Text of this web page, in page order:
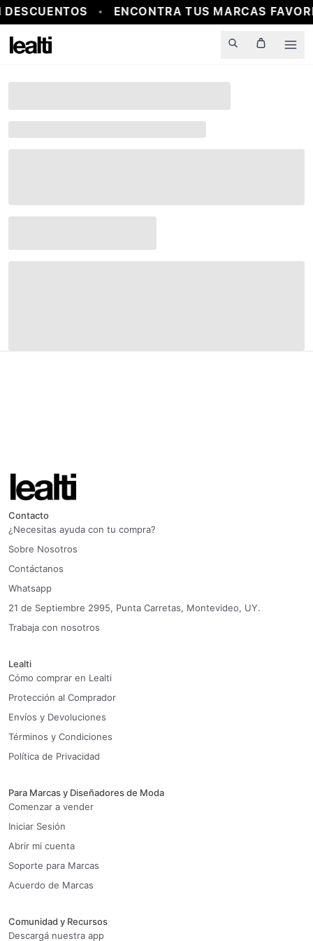
ENCONTRA TUS MARCAS
Contacto
¿Necesitas ayuda con tu compra?
Sobre Nosotros
Contáctanos
Whatsapp
21 de Septiembre 2995, Punta Carretas, Montevideo, UY.
Trabaja con nosotros
Lealti
Cómo comprar en Lealti
Protección al Comprador
Envíos y Devoluciones
Términos y Condiciones
Política de Privacidad
Para Marcas y Diseñadores de Moda
Comenzar a vender
Iniciar Sesión
Abrir mi cuenta
Soporte para Marcas
Acuerdo de Marcas
Comunidad y Recursos
Descargá nuestra app